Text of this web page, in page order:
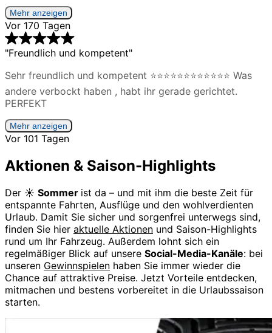
Mehr anzeigen
Vor 170 Tagen
"Freundlich und kompetent"
Sehr freundlich und kompetent ⭐️⭐️⭐️⭐️⭐️⭐️⭐️⭐️⭐️⭐️⭐️⭐️ Was
andere verbockt haben , habt ihr gerade gerichtet.
PERFEKT
Mehr anzeigen
Vor 101 Tagen
Aktionen & Saison-Highlights
Der ☀️ Sommer ist da – und mit ihm die beste Zeit für
entspannte Fahrten, Ausflüge und den wohlverdienten
Urlaub. Damit Sie sicher und sorgenfrei unterwegs sind,
finden Sie hier aktuelle Aktionen und Saison-Highlights
rund um Ihr Fahrzeug. Außerdem lohnt sich ein
regelmäßiger Blick auf unsere Social-Media-Kanäle: bei
unseren Gewinnspielen haben Sie immer wieder die
Chance auf attraktive Preise. Jetzt Vorteile entdecken,
mitmachen und bestens vorbereitet in die Urlaubssaison
starten.